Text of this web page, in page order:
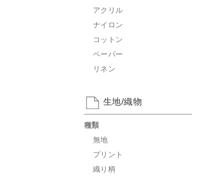
アクリル
ナイロン
コットン
ペーパー
リネン
生地/織物
種類
無地
プリント
織り柄